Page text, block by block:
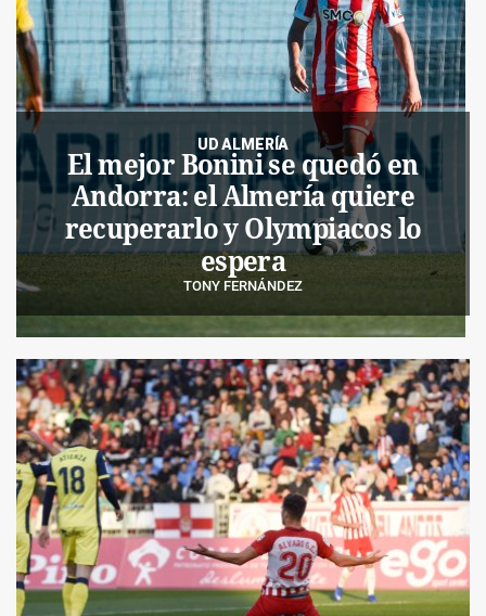
UD ALMERÍA
El mejor Bonini se quedó en
Andorra: el Almería quiere
recuperarlo y Olympiacos lo
espera
TONY FERNÁNDEZ